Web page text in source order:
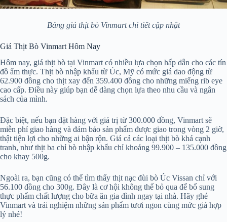
Bảng giá thịt bò Vinmart chi tiết cập nhật
Giá Thịt Bò Vinmart Hôm Nay
Hôm nay, giá thịt bò tại Vinmart có nhiều lựa chọn hấp dẫn cho các tín
đồ ẩm thực. Thịt bò nhập khẩu từ Úc, Mỹ có mức giá dao động từ
62.900 đồng cho thịt xay đến 359.400 đồng cho những miếng rib eye
cao cấp. Điều này giúp bạn dễ dàng chọn lựa theo nhu cầu và ngân
sách của mình.
Đặc biệt, nếu bạn đặt hàng với giá trị từ 300.000 đồng, Vinmart sẽ
miễn phí giao hàng và đảm bảo sản phẩm được giao trong vòng 2 giờ,
thật tiện lợi cho những ai bận rộn. Giá cả các loại thịt bò khá cạnh
tranh, như thịt ba chỉ bò nhập khẩu chỉ khoảng 99.900 – 135.000 đồng
cho khay 500g.
Ngoài ra, bạn cũng có thể tìm thấy thịt nạc đùi bò Úc Vissan chỉ với
56.100 đồng cho 300g. Đây là cơ hội không thể bỏ qua để bổ sung
thực phẩm chất lượng cho bữa ăn gia đình ngay tại nhà. Hãy ghé
Vinmart và trải nghiệm những sản phẩm tươi ngon cùng mức giá hợp
lý nhé!